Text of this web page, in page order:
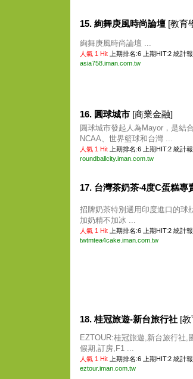
15. 絢舞庚風時尚論壇 [教育
絢舞庚風時尚論壇 ...
人氣 1 Hit 上期排名:6 上期HIT:2 統計
asia758.iman.com.tw
16. 圓球城市 [商業金融]
圓球城市發起人為Mayor，是結
NCAA、世界籃球和台灣 ...
人氣 1 Hit 上期排名:6 上期HIT:2 統計
roundballcity.iman.com.tw
17. 台灣茶奶茶‧4度C蛋糕專
招牌奶茶特別選用印度進口的球
加奶精不加冰 ...
人氣 1 Hit 上期排名:6 上期HIT:2 統計
twtmtea4cake.iman.com.tw
18. 桂冠旅遊-新台旅行社 [
EZTOUR:桂冠旅遊,新台旅行社,
假期,訂房,F1 ...
人氣 1 Hit 上期排名:6 上期HIT:2 統計
eztour.iman.com.tw